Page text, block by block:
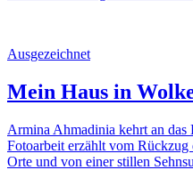
Ausgezeichnet
Mein Haus in
Armina Ahmadinia kehrt an
Fotoarbeit erzählt vom Rückzug
Orte und von einer stillen